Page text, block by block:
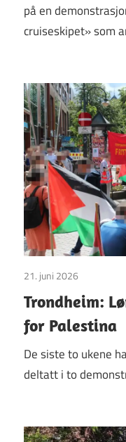
på en
cruiseskipet» som
21. juni 2026
Trondheim:
for Palestina
De siste to ukene
deltatt i to